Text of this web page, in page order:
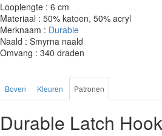
Looplengte : 6 cm
Materiaal : 50% katoen, 50% acryl
Merknaam : Durable
Naald : Smyrna naald
Omvang : 340 draden
Boven Kleuren Patronen
Durable Latch